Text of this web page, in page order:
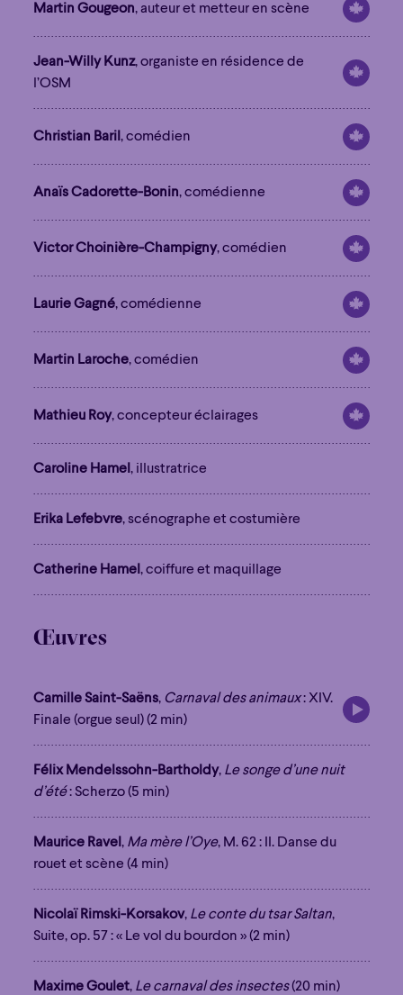
Martin Gougeon, auteur et metteur en scène
Jean-Willy Kunz, organiste en résidence de
l’OSM
Christian Baril, comédien
Anaïs Cadorette-Bonin, comédienne
Victor Choinière-Champigny, comédien
Laurie Gagné, comédienne
Martin Laroche, comédien
Mathieu Roy, concepteur éclairages
Caroline Hamel, illustratrice
Erika Lefebvre, scénographe et costumière
Catherine Hamel, coiffure et maquillage
Œuvres
Camille Saint-Saëns, Carnaval des animaux: XIV.
Finale (orgue seul) (2 min)
Félix Mendelssohn-Bartholdy, Le songe d’une nuit
d’été: Scherzo (5 min)
Maurice Ravel, Ma mère l’Oye, M. 62 : II. Danse du
rouet et scène (4 min)
Nicolaï Rimski-Korsakov, Le conte du tsar Saltan,
Suite, op. 57 : « Le vol du bourdon » (2 min)
Maxime Goulet, Le carnaval des insectes(20 min)